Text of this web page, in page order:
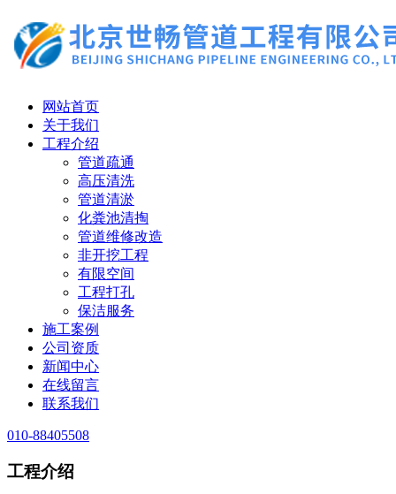
网站首页
关于我们
工程介绍
管道疏通
高压清洗
管道清淤
化粪池清掏
管道维修改造
非开挖工程
有限空间
工程打孔
保洁服务
施工案例
公司资质
新闻中心
在线留言
联系我们
010-88405508
工程介绍